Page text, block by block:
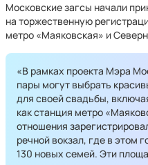
Московские загсы начали
на торжественную
метро «Маяковская» и
«В рамках проекта Мэра
пары могут выбрать
для своей свадьбы,
как станция метро
отношения
речной вокзал, где в этом
130 новых семей. Эти